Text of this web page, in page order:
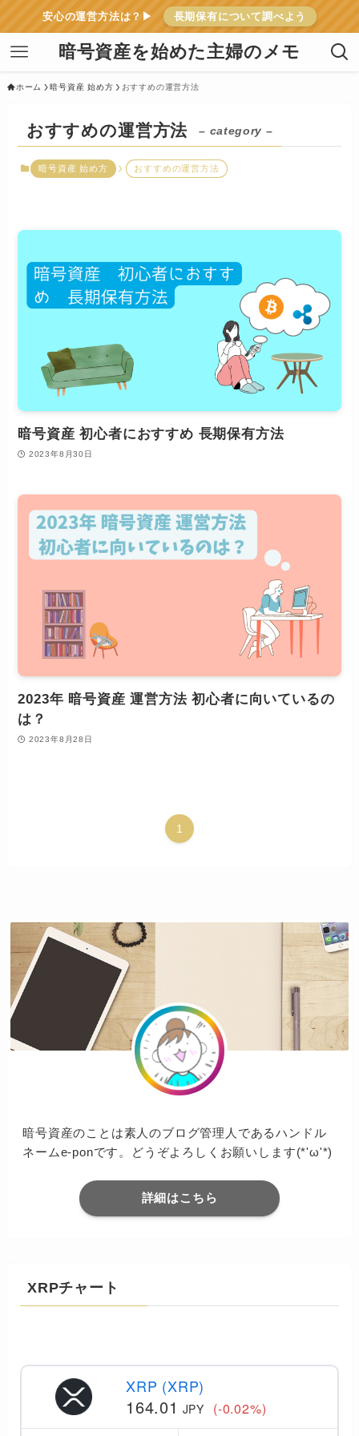
安心の運営方法は？▶ 長期保有について調べよう
暗号資産を始めた主婦のメモ
ホーム 暗号資産 始め方 おすすめの運営方法
おすすめの運営方法 – category –
暗号資産 始め方 おすすめの運営方法
暗号資産 初心者におすすめ 長期保有方法
2023年8月30日
2023年 暗号資産 運営方法 初心者に向いているの
は？
2023年8月28日
1
暗号資産のことは素人のブログ管理人であるハンドル
ネームe-ponです。どうぞよろしくお願いします(*'ω'*)
詳細はこちら
XRPチャート
XRP (XRP)
164.01 JPY (-0.02%)